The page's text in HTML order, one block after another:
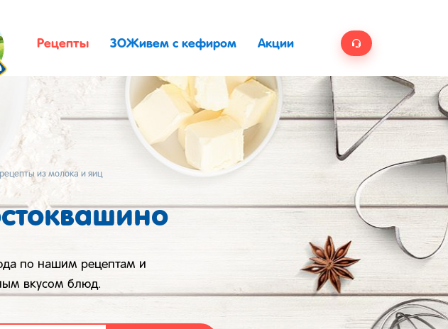
Рецепты ЗОЖивем с кефиром Акции
из молока и яиц
по нашим рецептам и
вкусом блюд.